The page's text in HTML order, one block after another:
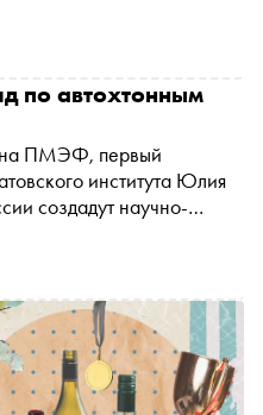
по автохтонным
на ПМЭФ, первый
института Юлия
в их вкусах и других
с базовыми
бокалов